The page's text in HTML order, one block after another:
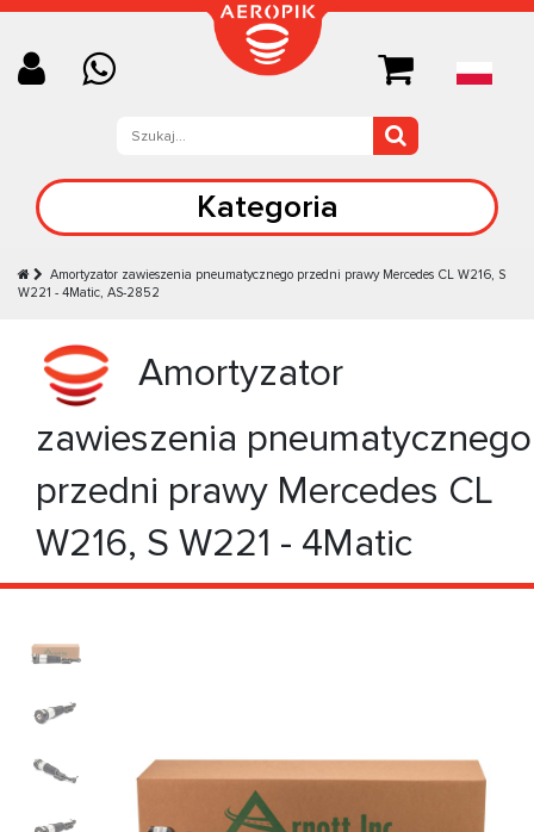
Kategoria
Amortyzator zawieszenia pneumatycznego przedni prawy Mercedes CL W216, S
W221 - 4Matic, AS-2852
Amortyzator
zawieszenia pneumatycznego
przedni prawy Mercedes CL
W216, S W221 - 4Matic